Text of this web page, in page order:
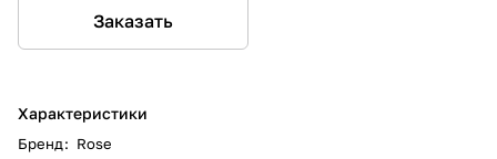
Заказать
Характеристики
Бренд: Rose